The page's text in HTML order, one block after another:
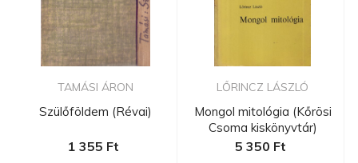
TAMÁSI ÁRON
Szülőföldem (Révai)
1 355 Ft
LŐRINCZ LÁSZLÓ
Mongol mitológia (Kőrösi
Csoma kiskönyvtár)
5 350 Ft